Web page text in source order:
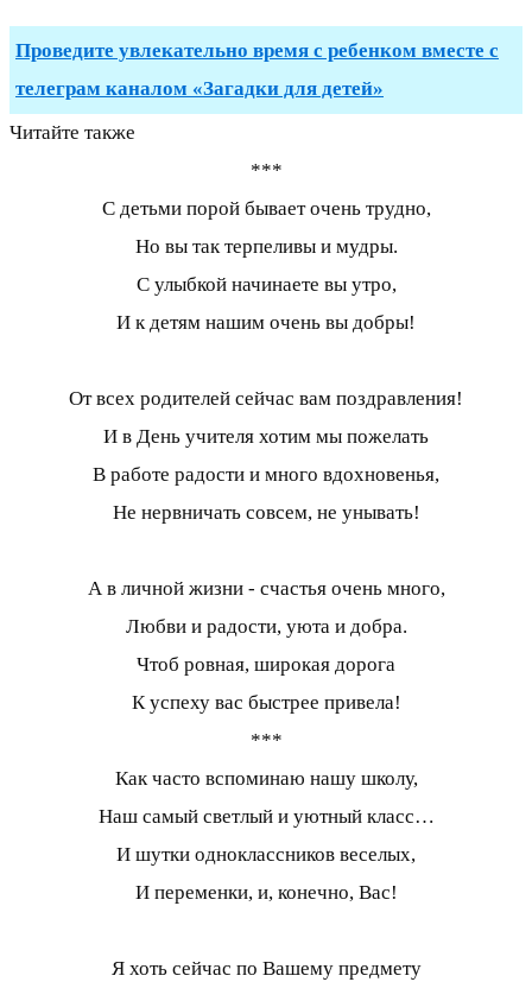
Проведите увлекательно время с ребенком вместе с
телеграм каналом «Загадки для детей»
Читайте также
***
С детьми порой бывает очень трудно,
Но вы так терпеливы и мудры.
С улыбкой начинаете вы утро,
И к детям нашим очень вы добры!
От всех родителей сейчас вам поздравления!
И в День учителя хотим мы пожелать
В работе радости и много вдохновенья,
Не нервничать совсем, не унывать!
А в личной жизни - счастья очень много,
Любви и радости, уюта и добра.
Чтоб ровная, широкая дорога
К успеху вас быстрее привела!
***
Как часто вспоминаю нашу школу,
Наш самый светлый и уютный класс…
И шутки одноклассников веселых,
И переменки, и, конечно, Вас!
Я хоть сейчас по Вашему предмету